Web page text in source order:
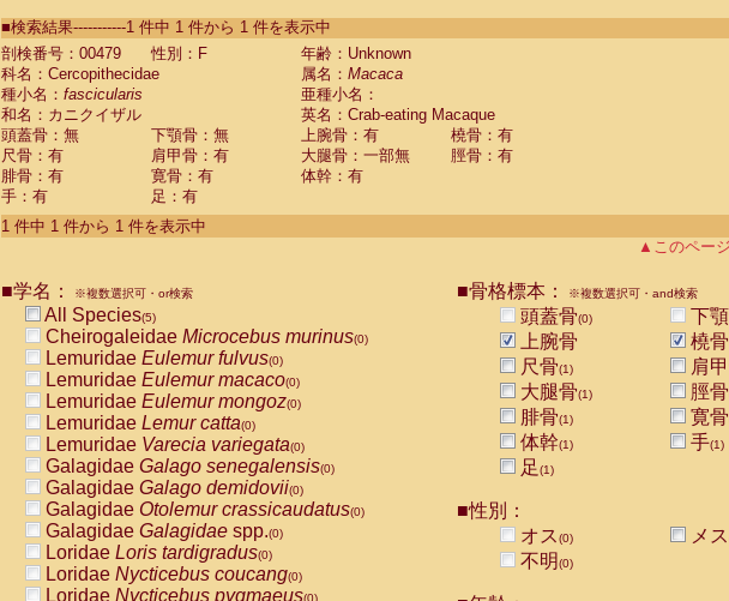
CebidaeSaguinus labiatus(0)
Cebidae Saguinus leucopus (0)
CebidaeSaguinus midas
CebidaeSaguinus mystax
CebidaeSaguinus nigricollis (1)
Cebidae Saguinus oedipus
Cebidae Saguinus weddelli
Cebidae Saguinusspp.
Cebidae Aotus trivirgatus
Cebidae Cebus albifrons
CebidaeCebus nigrivittatus
CebidaeCebus
CebidaeSaimiri boliviensis(0)
CebidaeSaimiri sciureus(0)
AtelidaeAlouatta caraya(0)
AtelidaeAlouatta fusca(0)
AtelidaeAlouatta seniculus
AtelidaeAlouattaspp.(0)
AtelidaeAteles belzebuth(0)
AtelidaeAteles geoffroyi(0)
AtelidaeAteles paniscus(0)
AtelidaeAtelesspp.(0)
Atelidae Lagothrix lagothricha
AtelidaeLagothrix lagothricha cana
PitheciidaeCacajao calvus rubicundus
■検索結果-----------1 件中 1 件から 1 件を表示中
剖検番号：00479
性別：F
年齢：Unknown
科名：Cercopithecidae
属名： Macaca
種小名： fascicularis
亜種小名：
和名：カニクイザル
英名：Crab-eating Macaque
頭蓋骨：無
下顎骨：無 上腕骨：有
橈骨：有
尺骨：有
肩甲骨：有 大腿骨：一部無
脛骨：有
腓骨：有
寛骨：有
体幹：有
手：有
足：有
1 件中 1 件から 1 件を表示中
▲このペー
■学名： ※複数選択可・or検索
All Species(5)
Cheirogaleidae Microcebus murinus(0)
Lemuridae Eulemur fulvus(0)
Lemuridae Eulemur macaco(0)
Lemuridae Eulemur mongoz(0)
Lemuridae Lemur catta(0)
Lemuridae Varecia variegata(0)
Galagidae Galago senegalensis(0)
Galagidae Galago demidovii(0)
Galagidae Otolemur crassicaudatus(0)
Galagidae Galagidae spp.(0)
Loridae Loris tardigradus(0)
Loridae Nycticebus coucang(0)
Loridae Nycticebus pygmaeus(0)
■骨格標本： ※複数選択可・and検索
頭蓋骨(0) 下
上腕骨
橈骨
尺骨(1) 肩
大腿骨(1) 脛骨
腓骨(1) 寛骨
体幹(1) 手(1)
足(1)
■性別：
オス(0) メス
不明(0)